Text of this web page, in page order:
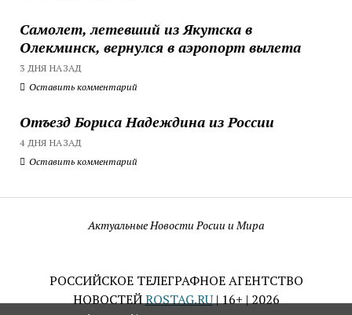
Самолет, летевший из Якутска в
Олекминск, вернулся в аэропорт вылета
3 ДНЯ НАЗАД
Оставить комментарий
Отъезд Бориса Надеждина из России
4 ДНЯ НАЗАД
Оставить комментарий
Актуальные Новости Росии и Мира
РОССИЙСКОЕ ТЕЛЕГРАФНОЕ АГЕНТСТВО
НОВОСТЕЙROSTAG.RU| 16+ | 2026